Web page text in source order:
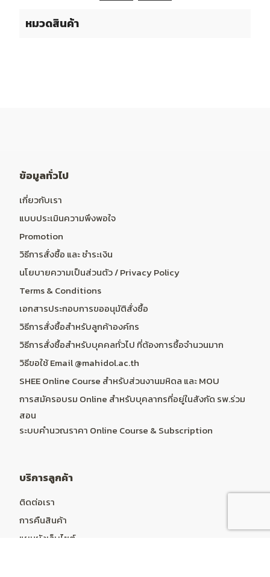
หมวดสินค้า
ข้อมูลทั่วไป
เกี่ยวกับเรา
แบบประเมินความพึงพอใจ
Promotion
วิธีการสั่งซื้อ และ ชำระเงิน
นโยบายความเป็นส่วนตัว / Privacy Policy
Terms & Conditions
เอกสารประกอบการขออนุมัติสั่งซื้อ
วิธีการสั่งซื้อสำหรับลูกค้าองค์กร
วิธีการสั่งซื้อสำหรับบุคคลทั่วไป ที่ต้องการซื้อจำนวนมาก
วิธีขอใช้ Email @mahidol.ac.th
SHEE Online Course สำหรับส่วนงานมหิดล และ MOU
การสมัครอบรม Online สำหรับบุคลากรที่อยู่ในสังกัด รพ.ร่วม
สอน
ระบบคำนวณราคา Online Course & Subscription
บริการลูกค้า
ติดต่อเรา
การคืนสินค้า
แผนผังเว็บไซต์